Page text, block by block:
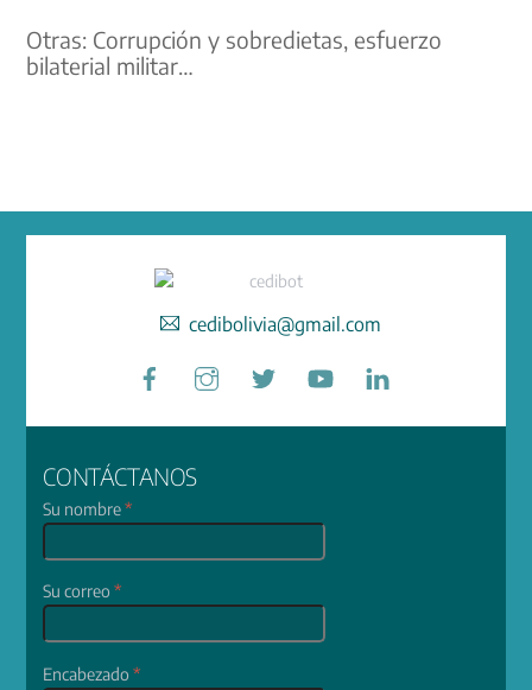
Otras: Corrupción y sobredietas, esfuerzo
bilaterial militar…
cedibolivia@gmail.com
Facebook
CONTÁCTANOS
Su nombre*
Su correo*
Encabezado*